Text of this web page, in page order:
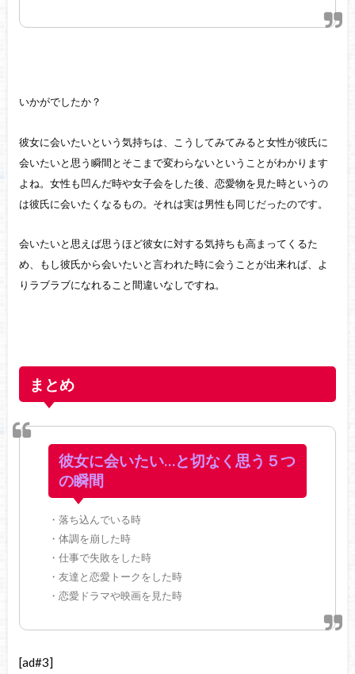
いかがでしたか？
彼女に会いたいという気持ちは、こうしてみてみると女性が彼氏に
会いたいと思う瞬間とそこまで変わらないということがわかります
よね。女性も凹んだ時や女子会をした後、恋愛物を見た時というの
は彼氏に会いたくなるもの。それは実は男性も同じだったのです。
会いたいと思えば思うほど彼女に対する気持ちも高まってくるた
め、もし彼氏から会いたいと言われた時に会うことが出来れば、よ
りラブラブになれること間違いなしですね。
まとめ
彼女に会いたい…と切なく思う５つ
の瞬間
・落ち込んでいる時
・体調を崩した時
・仕事で失敗をした時
・友達と恋愛トークをした時
・恋愛ドラマや映画を見た時
[ad#3]